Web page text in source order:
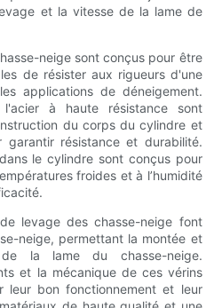
et la vitesse de la lame de
neige sont conçus pour être
de résister aux rigueurs d'une
applications de déneigement.
à haute résistance sont
du corps du cylindre et
garantir résistance et durabilité.
le cylindre sont conçus pour
froides et à l’humidité
levage des chasse-neige font
neige, permettant la montée et
de la lame du chasse-neige.
et la mécanique de ces vérins
leur bon fonctionnement et leur